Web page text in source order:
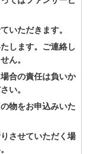
いただきます。
します。ご連絡し
ん。
合の責任は負いか
い。
物をお申込みいた
させていただく場